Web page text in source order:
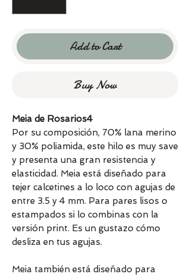
Add to Cart
Buy Now
Meia de Rosarios4
Por su composición, 70% lana merino
y 30% poliamida, este hilo es muy save
y presenta una gran resistencia y
elasticidad. Meia está diseñado para
tejer calcetines a lo loco con agujas de
entre 3.5 y 4 mm. Para pares lisos o
estampados si lo combinas con la
versión print. Es un gustazo cómo
desliza en tus agujas.
Meia también está diseñado para